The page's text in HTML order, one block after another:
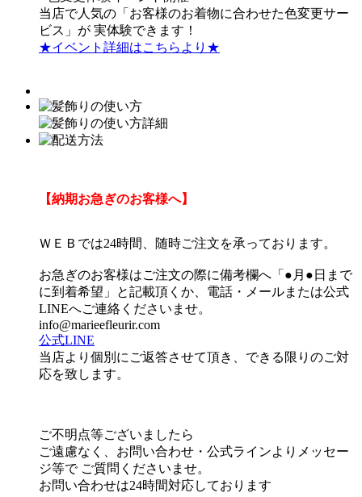
当店で人気の「お客様のお着物に合わせた色変更サー
ビス」が 実体験できます！
★イベント詳細はこちらより★
【納期お急ぎのお客様へ】
ＷＥＢでは24時間、随時ご注文を承っております。
お急ぎのお客様はご注文の際に備考欄へ「●月●日まで
に到着希望」と記載頂くか、電話・メールまたは公式
LINEへご連絡くださいませ。
info@marieefleurir.com
公式LINE
当店より個別にご返答させて頂き、できる限りのご対
応を致します。
ご不明点等ございましたら
ご遠慮なく、お問い合わせ・公式ラインよりメッセー
ジ等で ご質問くださいませ。
お問い合わせは24時間対応しております